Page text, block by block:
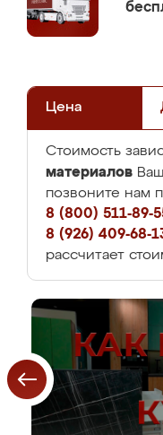
Цена
Стоимость
материалов
позвоните нам
8 (800) 511-89-
8 (926) 409-68-
рассчитает